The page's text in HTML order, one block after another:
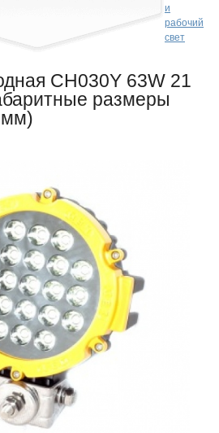
и
рабочий
свет
CH030Y 63W 21
размеры